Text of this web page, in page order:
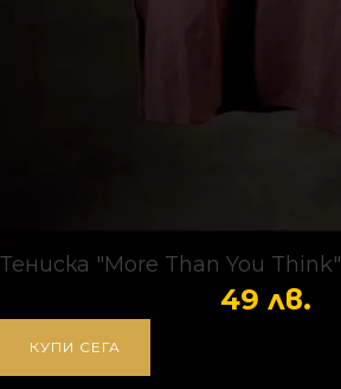
Тениска "More Than You Think"
49 лв.
КУПИ СЕГА